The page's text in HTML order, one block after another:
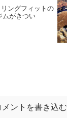
ングフィットの
ムがきつい
メントを書き込む